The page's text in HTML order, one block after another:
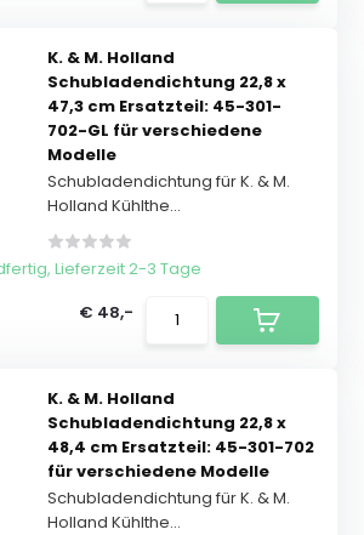
K. & M. Holland
Schubladendichtung 22,8 x
47,3 cm Ersatzteil: 45-301-
702-GL für verschiedene
Modelle
Schubladendichtung für K. & M.
Holland Kühlthe...
Lieferzeit 2-3 Tage
€ 48,-
K. & M. Holland
Schubladendichtung 22,8 x
48,4 cm Ersatzteil: 45-301-702
für verschiedene Modelle
Schubladendichtung für K. & M.
Holland Kühlthe...